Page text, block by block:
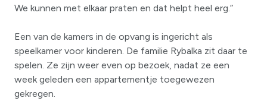
We kunnen met elkaar praten en dat helpt heel erg.”
Een van de kamers in de opvang is ingericht als
speelkamer voor kinderen. De familie Rybalka zit daar te
spelen. Ze zijn weer even op bezoek, nadat ze een
week geleden een appartementje toegewezen
gekregen.